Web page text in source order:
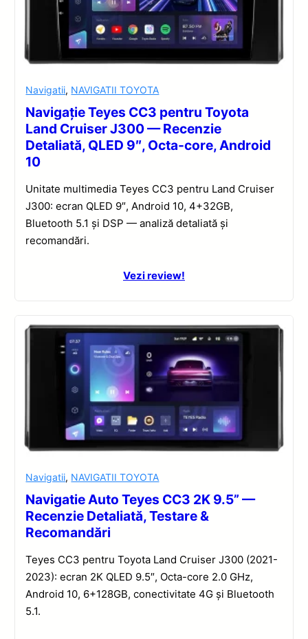
Navigatii, NAVIGATII TOYOTA
Navigație Teyes CC3 pentru Toyota
Land Cruiser J300 — Recenzie
Detaliată, QLED 9″, Octa-core, Android
10
Unitate multimedia Teyes CC3 pentru Land Cruiser
J300: ecran QLED 9″, Android 10, 4+32GB,
Bluetooth 5.1 și DSP — analiză detaliată și
recomandări.
Vezi review!
Navigatii, NAVIGATII TOYOTA
Navigatie Auto Teyes CC3 2K 9.5” —
Recenzie Detaliată, Testare &
Recomandări
Teyes CC3 pentru Toyota Land Cruiser J300 (2021-
2023): ecran 2K QLED 9.5″, Octa-core 2.0 GHz,
Android 10, 6+128GB, conectivitate 4G și Bluetooth
5.1.